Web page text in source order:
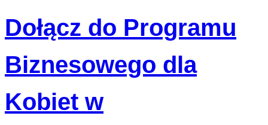
Dołącz do Programu
Biznesowego dla
Kobiet w